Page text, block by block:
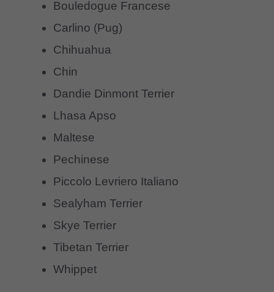
Bouledogue Francese
Carlino (Pug)
Chihuahua
Chin
Dandie Dinmont Terrier
Lhasa Apso
Maltese
Pechinese
Piccolo Levriero Italiano
Sealyham Terrier
Skye Terrier
Tibetan Terrier
Whippet